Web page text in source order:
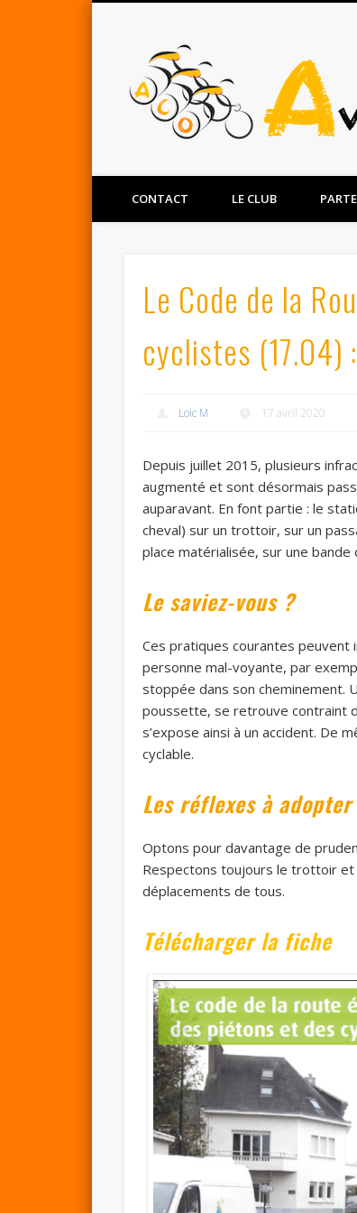
Twitter
CONTACT LE CLUB
Le Code de la
cyclistes (17.04)
Loic M 17 avril 2020
Depuis juillet 2015, plusieurs
augmenté et sont désormais
auparavant. En font partie : le
cheval) sur un trottoir, sur un
place matérialisée, sur une bande
Le saviez-vous ?
Ces pratiques courantes peuvent
personne mal-voyante, par
stoppée dans son cheminement.
poussette, se retrouve contraint
s’expose ainsi à un accident. De
cyclable.
Les réflexes à adopter
Optons pour davantage de
Respectons toujours le trottoir et
déplacements de tous.
Télécharger la fiche